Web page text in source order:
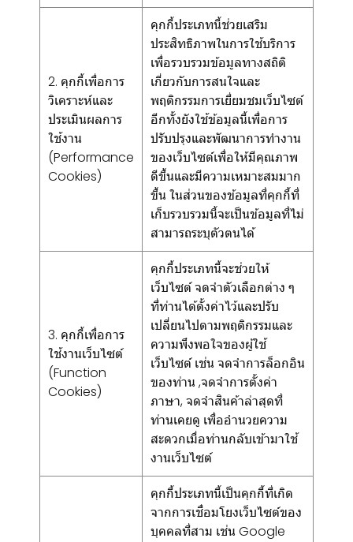
2. คุกกี้เพื่อการ
วิเคราะห์และ
ประเมินผลการ
ใช้งาน
(Performance
Cookies)
คุกกี้ประเภทนี้ช่วยเสริม
ประสิทธิภาพในการใช้บริการ
เพื่อรวบรวมข้อมูลทางสถิติ
เกี่ยวกับการสนใจและ
พฤติกรรมการเยี่ยมชมเว็บไซต์
อีกทั้งยังใช้ข้อมูลนี้เพื่อการ
ปรับปรุงและพัฒนาการทำงาน
ของเว็บไซต์เพื่อให้มีคุณภาพ
ดีขึ้นและมีความเหมาะสมมาก
ขึ้น ในส่วนของข้อมูลที่คุกกี้ที่
เก็บรวบรวมนี้จะเป็นข้อมูลที่ไม่
สามารถระบุตัวตนได้
3. คุกกี้เพื่อการ
ใช้งานเว็บไซต์
(Function
Cookies)
คุกกี้ประเภทนี้จะช่วยให้
เว็บไซต์ จดจำตัวเลือกต่าง ๆ
ที่ท่านได้ตั้งค่าไว้และปรับ
เปลี่ยนไปตามพฤติกรรมและ
ความพึงพอใจของผู้ใช้
เว็บไซต์ เช่น จดจำการล็อกอิน
ของท่าน ,จดจำการตั้งค่า
ภาษา, จดจำสินค้าล่าสุดที่
ท่านเคยดู เพื่ออำนวยความ
สะดวกเมื่อท่านกลับเข้ามาใช้
งานเว็บไซต์
คุกกี้ประเภทนี้เป็นคุกกี้ที่เกิด
จากการเชื่อมโยงเว็บไซต์ของ
บุคคลที่สาม เช่น Google